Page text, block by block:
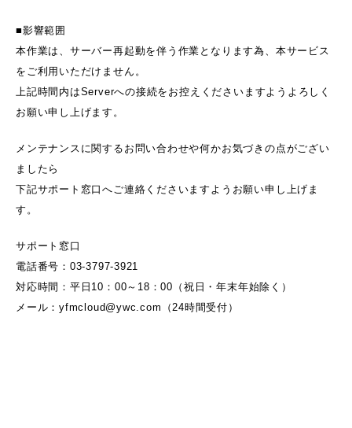
■影響範囲
本作業は、サーバー再起動を伴う作業となります為、本サービス
をご利用いただけません。
上記時間内はServerへの接続をお控えくださいますようよろしく
お願い申し上げます。
メンテナンスに関するお問い合わせや何かお気づきの点がござい
ましたら
下記サポート窓口へご連絡くださいますようお願い申し上げま
す。
サポート窓口
電話番号：03-3797-3921
対応時間：平日10：00～18：00（祝日・年末年始除く）
メール：yfmcloud@ywc.com（24時間受付）